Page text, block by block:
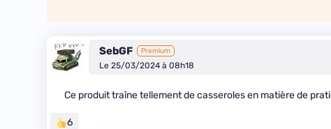
SebGF Premium
Le 25/03/2024 à 08h18
Ce produit traîne tellement de casseroles en matière de
6